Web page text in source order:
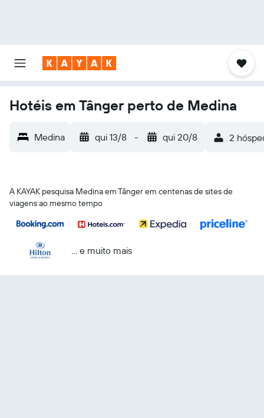
Hotéis em Tânger perto de Medina
Medina qui 13/8 - qui 20/8 2
A KAYAK pesquisa Medina em Tânger em centenas de sites de
viagens ao mesmo tempo
... e muito mais